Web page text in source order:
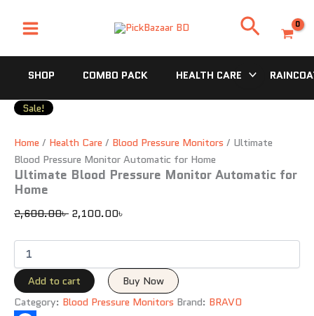
Search
SHOP COMBO PACK HEALTH CARE
Sale!
Home / Health Care / Blood Pressure Monitors / Ultimate
Blood Pressure Monitor Automatic for Home
Ultimate Blood Pressure Monitor Automatic for
Home
2,600.00৳
2,600.00৳ .
2,100.00৳
price
2,100.00৳ .
Blood
Pressure
quantity
Add to cart
Buy Now
Category: Blood Pressure Monitors Brand: BRAVO